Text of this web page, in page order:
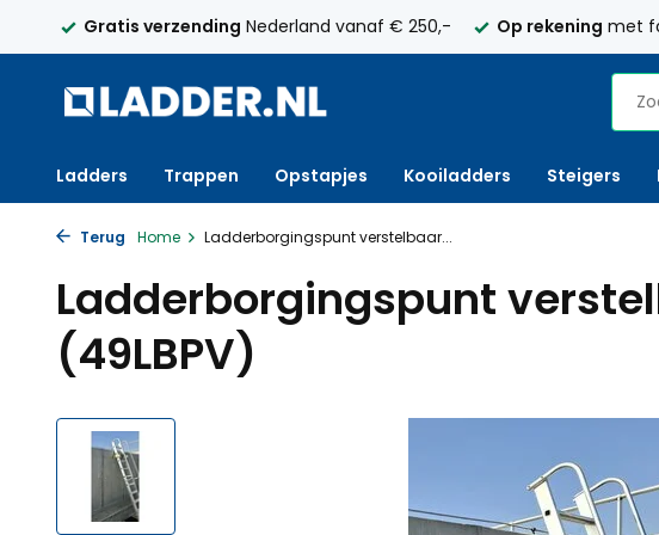
Gratis verzending Nederland vanaf € 250,- Op rekening met
Ladders Trappen Opstapjes Kooiladders Steigers
Terug Home Ladderborgingspunt verstelbaar...
Ladderborgingspunt
(49LBPV)